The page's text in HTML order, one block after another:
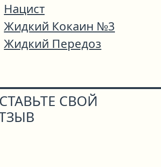
Нацист
Жидкий Кокаин №3
Жидкий Передоз
СВОЙ